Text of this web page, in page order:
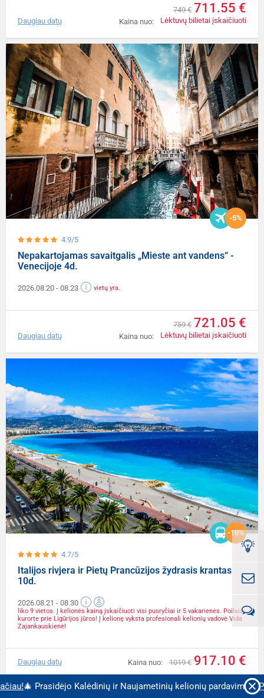
Kaina nuo:
749 € 711.55 €
Lėktuvų bilietai įskaičiuoti
Daugiau datų
4.9/5
-5%
Nepakartojamas savaitgalis „Mieste ant vandens“ -
Venecijoje 4d.
2026.08.20 - 08.23 vietų yra.
Kaina nuo:
759 € 721.05 €
Lėktuvų bilietai įskaičiuoti
Daugiau datų
4.7/5
-10%
Italijos rivjera ir Pietų Prancūzijos žydrasis krantas
10d.
2026.08.21 - 08.30
liko 9 vietos. Į kelionės kainą įskaičiuoti visi pusryčiai ir 5 vakarienės. Poilsis
kurorte prie Ligūrijos jūros! Į kelionę vyksta profesionali kelionių vadovė Vida
Zajankauskienė!
Kaina nuo: 1019 € 917.10 €
Daugiau datų
Prasidėjo Kalėdinių ir Naujametinių kelionių pardavimai!